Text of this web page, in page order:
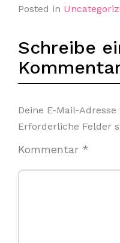
Posted in
Schreibe
Deine E-Mail-
Erforderliche Felder
Kommentar *